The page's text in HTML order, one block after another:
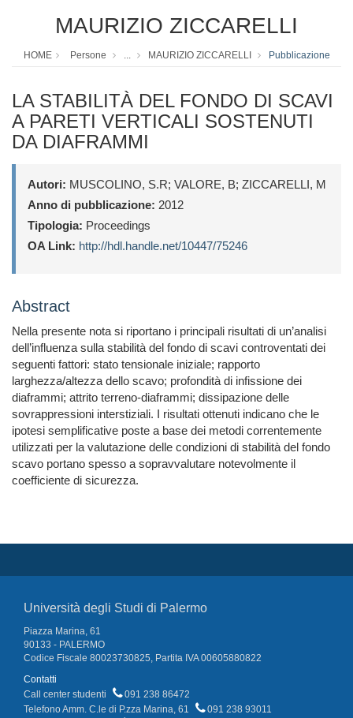
MAURIZIO ZICCARELLI
HOME Persone ... MAURIZIO ZICCARELLI Pubblicazione
LA STABILITÀ DEL FONDO DI SCAVI
A PARETI VERTICALI SOSTENUTI
DA DIAFRAMMI
Autori: MUSCOLINO, S.R; VALORE, B; ZICCARELLI, M
Anno di pubblicazione: 2012
Tipologia: Proceedings
OA Link: http://hdl.handle.net/10447/75246
Abstract
Nella presente nota si riportano i principali risultati di un’analisi
dell’influenza sulla stabilità del fondo di scavi controventati dei
seguenti fattori: stato tensionale iniziale; rapporto
larghezza/altezza dello scavo; profondità di infissione dei
diaframmi; attrito terreno-diaframmi; dissipazione delle
sovrappressioni interstiziali. I risultati ottenuti indicano che le
ipotesi semplificative poste a base dei metodi correntemente
utilizzati per la valutazione delle condizioni di stabilità del fondo
scavo portano spesso a sopravvalutare notevolmente il
coefficiente di sicurezza.
Università degli Studi di Palermo
Piazza Marina, 61
90133 - PALERMO
Codice Fiscale 80023730825, Partita IVA 00605880822
Contatti
Call center studenti
091 238 86472
Telefono Amm. C.le di P.zza Marina, 61
091 238 93011